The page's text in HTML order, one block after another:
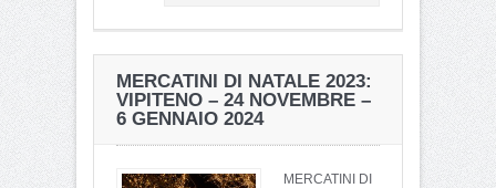
MERCATINI DI NATALE 2023:
VIPITENO – 24 NOVEMBRE –
6 GENNAIO 2024
MERCATINI DI